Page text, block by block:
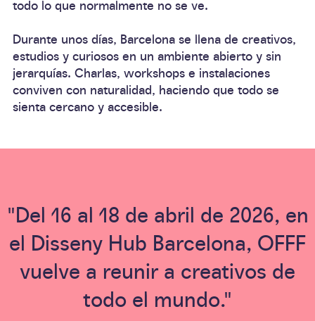
todo lo que normalmente no se ve.
Durante unos días, Barcelona se llena de creativos,
estudios y curiosos en un ambiente abierto y sin
jerarquías. Charlas, workshops e instalaciones
conviven con naturalidad, haciendo que todo se
sienta cercano y accesible.
"Del 16 al 18 de abril de 2026, en
el Disseny Hub Barcelona, OFFF
vuelve a reunir a creativos de
todo el mundo."